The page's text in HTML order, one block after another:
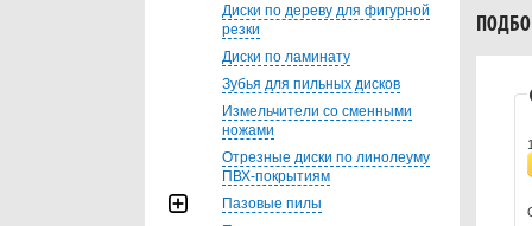
Диски по дереву для фигурной
резки
Диски по ламинату
Зубья для пильных дисков
Измельчители со сменными
ножами
Отрезные диски по линолеуму
ПВХ-покрытиям
Пазовые пилы